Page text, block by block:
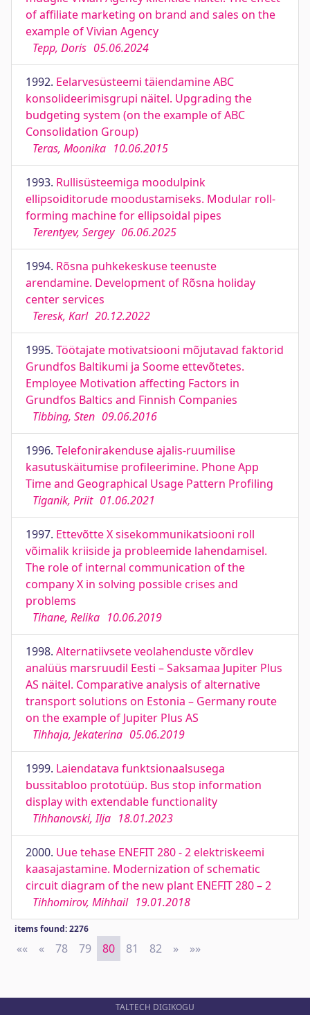
of affiliate marketing on brand and sales on the
example of Vivian Agency
Tepp, Doris 05.06.2024
1992. Eelarvesüsteemi täiendamine ABC
konsolideerimisgrupi näitel. Upgrading the
budgeting system (on the example of ABC
Consolidation Group)
Teras, Moonika 10.06.2015
1993. Rullisüsteemiga moodulpink
ellipsoiditorude moodustamiseks. Modular roll-
forming machine for ellipsoidal pipes
Terentyev, Sergey 06.06.2025
1994. Rõsna puhkekeskuse teenuste
arendamine. Development of Rõsna holiday
center services
Teresk, Karl 20.12.2022
1995. Töötajate motivatsiooni mõjutavad faktorid
Grundfos Baltikumi ja Soome ettevõtetes.
Employee Motivation affecting Factors in
Grundfos Baltics and Finnish Companies
Tibbing, Sten 09.06.2016
1996. Telefonirakenduse ajalis-ruumilise
kasutuskäitumise profileerimine. Phone App
Time and Geographical Usage Pattern Profiling
Tiganik, Priit 01.06.2021
1997. Ettevõtte X sisekommunikatsiooni roll
võimalik kriiside ja probleemide lahendamisel.
The role of internal communication of the
company X in solving possible crises and
problems
Tihane, Relika 10.06.2019
1998. Alternatiivsete veolahenduste võrdlev
analüüs marsruudil Eesti – Saksamaa Jupiter Plus
AS näitel. Comparative analysis of alternative
transport solutions on Estonia – Germany route
on the example of Jupiter Plus AS
Tihhaja, Jekaterina 05.06.2019
1999. Laiendatava funktsionaalsusega
bussitabloo prototüüp. Bus stop information
display with extendable functionality
Tihhanovski, Ilja 18.01.2023
2000. Uue tehase ENEFIT 280 - 2 elektriskeemi
kaasajastamine. Modernization of schematic
circuit diagram of the new plant ENEFIT 280 – 2
Tihhomirov, Mihhail 19.01.2018
items found: 2276
«« First
« Previous
78 79 80 81 82 » Next
»»
TALTECH DIGIKOGU